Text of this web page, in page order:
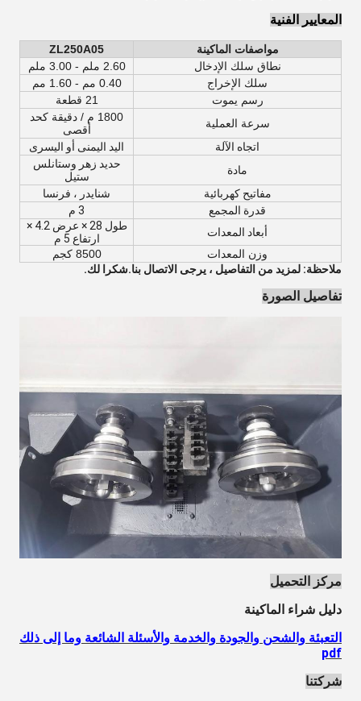
المعايير الفنية
مواصفات الماكينة
ZL250A05
نطاق سلك الإدخال
2.60 ملم - 3.00 ملم
سلك الإخراج
0.40 مم - 1.60 مم
رسم يموت
21 قطعة
سرعة العملية
1800 م / دقيقة كحد
أقصى
اتجاه الآلة
اليد اليمنى أو اليسرى
مادة
حديد زهر وستانلس
ستيل
مفاتيح كهربائية
شنايدر ، فرنسا
قدرة المجمع
3 م
أبعاد المعدات
طول 28 × عرض 4.2 ×
ارتفاع 5 م
وزن المعدات
8500 كجم
ملاحظة: لمزيد من التفاصيل ، يرجى الاتصال بنا.شكرا لك.
تفاصيل الصورة
مركز التحميل
دليل شراء الماكينة
التعبئة والشحن والجودة والخدمة والأسئلة الشائعة وما إلى ذلك
pdf
شركتنا